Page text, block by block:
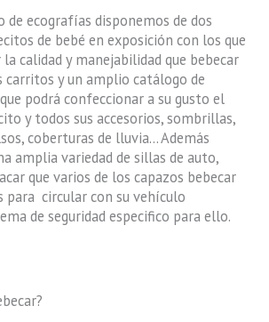
de ecografías disponemos de dos
de bebé en exposición con los que
calidad y manejabilidad que bebecar
carritos y un amplio catálogo de
podrá confeccionar a su gusto el
y todos sus accesorios, sombrillas,
coberturas de lluvia… Además
amplia variedad de sillas de auto,
que varios de los capazos bebecar
para circular con su vehículo
de seguridad especifico para ello.